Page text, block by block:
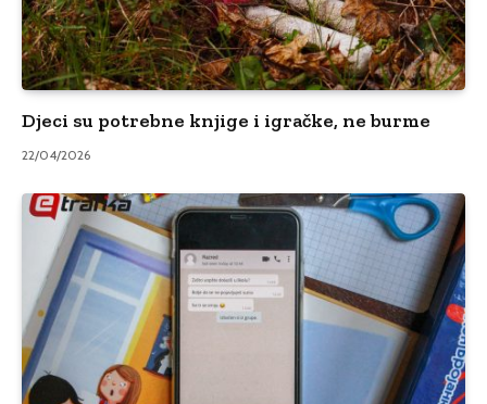
Djeci su potrebne knjige i igračke, ne burme
22/04/2026